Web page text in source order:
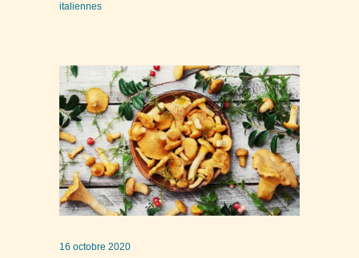
italiennes
16 octobre 2020